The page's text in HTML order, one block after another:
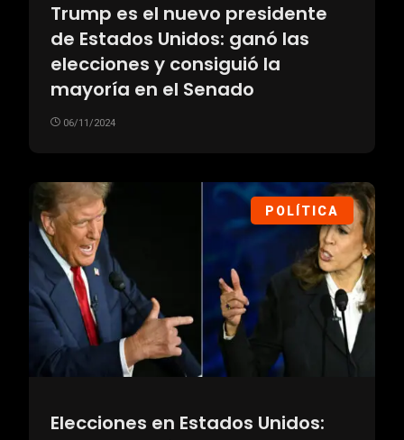
Trump es el nuevo presidente
de Estados Unidos: ganó las
elecciones y consiguió la
mayoría en el Senado
06/11/2024
POLÍTICA
Elecciones en Estados Unidos: